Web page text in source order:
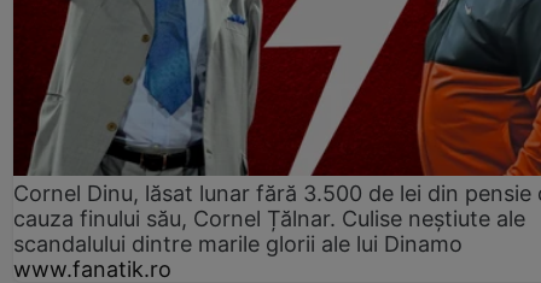
Cornel Dinu, lăsat lunar fără 3.500 de lei din pensie
cauza finului său, Cornel Țălnar. Culise neștiute ale
scandalului dintre marile glorii ale lui Dinamo
www.fanatik.ro